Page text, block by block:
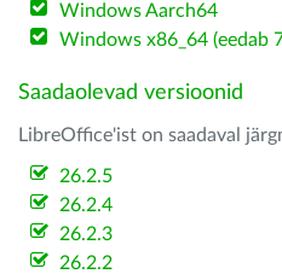
Windows Aarch64
Windows x86_64 (eedab
Saadaolevad versioonid
LibreOffice'ist on saadaval
26.2.5
26.2.4
26.2.3
26.2.2